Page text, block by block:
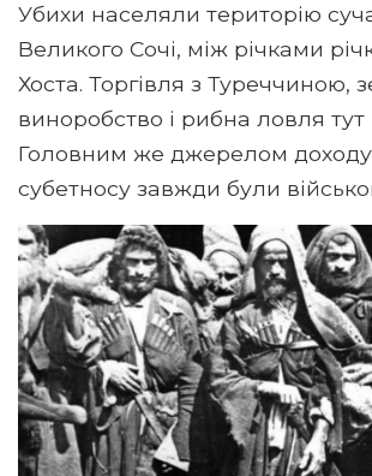
Убихи населяли територію
Великого Сочі, між річками
Хоста. Торгівля з Туреччиною,
виноробство і рибна ловля тут
Головним же джерелом доходу
субетносу завжди були